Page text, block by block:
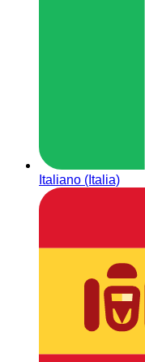
Italiano (Italia)